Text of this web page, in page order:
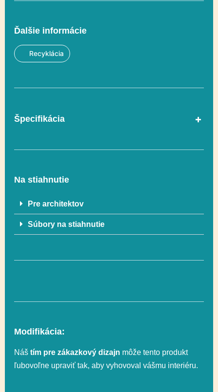
Ďalšie informácie
Recyklácia
Špecifikácia
V súlade s normou
Rozmer 298 x 340 cm
Celková výška 34 cm
Na stiahnutie
Pre architektov
Súbory na stiahnutie
Modifikácia:
Náš tím pre zákazkový dizajn môže tento produkt
ľubovoľne upraviť tak, aby vyhovoval vášmu interiéru.